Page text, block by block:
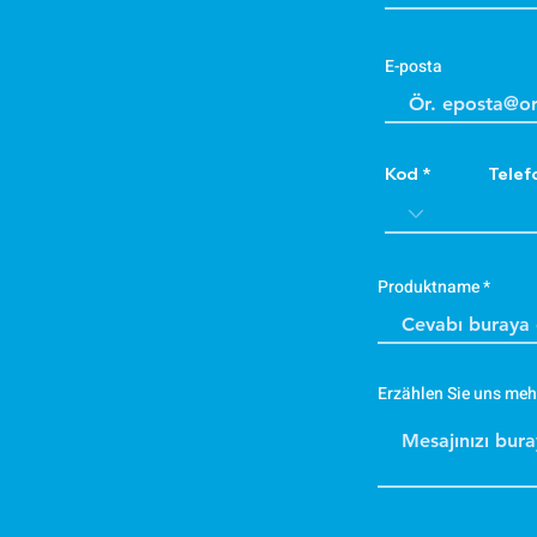
E-posta
Kod
Produktname
Erzählen Sie uns